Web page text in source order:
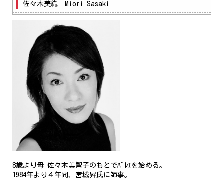
佐々木美織 Miori Sasaki
8歳より母 佐々木美智子のもとでﾊﾞﾚｴを始める。
1984年より４年間、宮城昇氏に師事。